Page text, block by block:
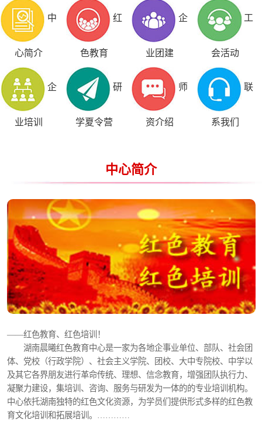
中
心简介
红
色教育
企
业团建
工
会活动
企
业培训
研
学夏令营
师
资介绍
联
系我们
中心简介
——红色教育、红色培训！
湖南晨曦红色教育中心是一家为各地企事业单位、部队、社会团
体、党校（行政学院）、社会主义学院、团校、大中专院校、中学以
及其它各界朋友进行革命传统、理想、信念教育，增强团队执行力、
凝聚力建设，集培训、咨询、服务与研发为一体的的专业培训机构。
中心依托湖南独特的红色文化资源，为学员们提供形式多样的红色教
育文化培训和拓展培训。…………